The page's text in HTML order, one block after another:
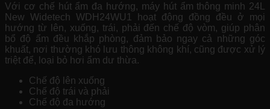
Với cơ chế hút ẩm đa hướng, máy hút ẩm thông minh 24L
New Widetech WDH24WU1 hoạt động đồng đều ở mọi
hướng từ lên, xuống, trái, phải đến chế độ vòm, giúp phân
bổ độ ẩm đều khắp phòng, đảm bảo ngay cả những góc
khuất, nơi thường khó lưu thông không khí, cũng được xử lý
triệt để, loại bỏ hơi ẩm dư thừa.
Chế độ lên xuống
Chế độ trái và phải
Chế độ đa hướng